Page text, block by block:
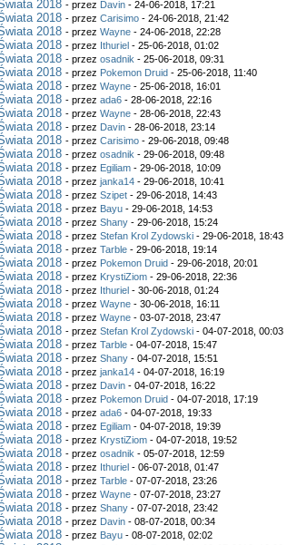
2018 - przez Davin - 24-06-2018, 17:21
2018 - przezCarisimo - 24-06-2018, 21:42
2018 - przezWayne - 24-06-2018, 22:28
2018 - przez Ithuriel - 25-06-2018, 01:02
2018 - przezosadnik - 25-06-2018, 09:31
2018 - przez Pokemon Druid - 25-06-2018, 11:40
2018 - przezWayne - 25-06-2018, 16:01
2018 - przezada6 - 28-06-2018, 22:16
2018 - przezWayne - 28-06-2018, 22:43
2018 - przez Davin - 28-06-2018, 23:14
2018 - przezCarisimo - 29-06-2018, 09:48
2018 - przezosadnik - 29-06-2018, 09:48
2018 - przez Egiliam - 29-06-2018, 10:09
2018 - przezjanka14 - 29-06-2018, 10:41
2018 - przezSzipet - 29-06-2018, 14:43
2018 - przez Bayu - 29-06-2018, 14:53
2018 - przezShany - 29-06-2018, 15:24
2018 - przezStefan Krol Zydowski - 29-06-2018, 18:43
2018 - przezTarble - 29-06-2018, 19:14
2018 - przez Pokemon Druid - 29-06-2018, 20:01
2018 - przez KrystiZiom - 29-06-2018, 22:36
2018 - przez Ithuriel - 30-06-2018, 01:24
2018 - przezWayne - 30-06-2018, 16:11
2018 - przezWayne - 03-07-2018, 23:47
2018 - przezStefan Krol Zydowski - 04-07-2018, 00:03
2018 - przezTarble - 04-07-2018, 15:47
2018 - przezShany - 04-07-2018, 15:51
2018 - przezjanka14 - 04-07-2018, 16:19
2018 - przez Davin - 04-07-2018, 16:22
2018 - przez Pokemon Druid - 04-07-2018, 17:19
2018 - przezada6 - 04-07-2018, 19:33
2018 - przez Egiliam - 04-07-2018, 19:39
2018 - przez KrystiZiom - 04-07-2018, 19:52
2018 - przezosadnik - 05-07-2018, 12:59
2018 - przez Ithuriel - 06-07-2018, 01:47
2018 - przezTarble - 07-07-2018, 23:26
2018 - przezWayne - 07-07-2018, 23:27
2018 - przezShany - 07-07-2018, 23:42
2018 - przez Davin - 08-07-2018, 00:34
2018 - przez Bayu - 08-07-2018, 02:02